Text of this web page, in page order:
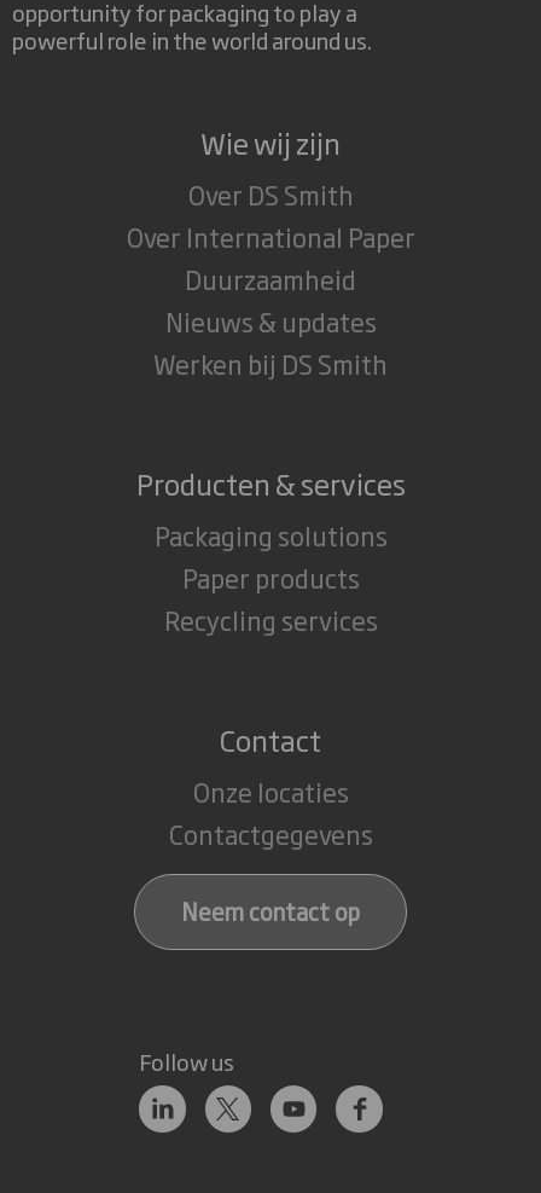
opportunity for packaging to play a
powerful role in the world around us.
Wie wij zijn
Over DS Smith
Over International Paper
Duurzaamheid
Nieuws & updates
Werken bij DS Smith
Producten & services
Packaging solutions
Paper products
Recycling services
Contact
Onze locaties
Contactgegevens
Neem contact op
Follow us